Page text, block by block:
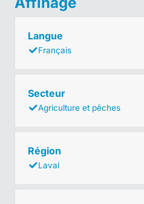
Langue
Français
Secteur
Agriculture et pêches
Région
Laval